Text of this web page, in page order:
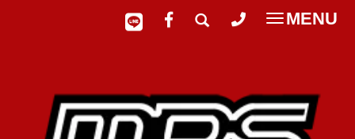
Toggle
MENU